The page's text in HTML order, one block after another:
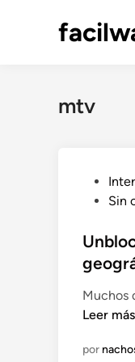
mtv
l
i
c
a
d
e
Sin
Muchos
Leer más
por